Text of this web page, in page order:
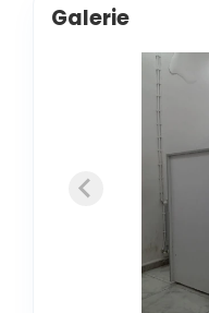
Galerie